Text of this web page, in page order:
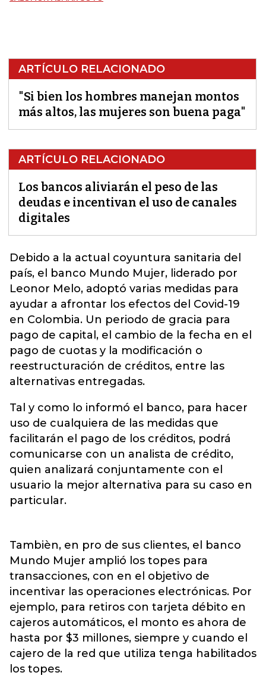
ARTÍCULO RELACIONADO
"Si bien los hombres manejan montos
más altos, las mujeres son buena paga"
ARTÍCULO RELACIONADO
Los bancos aliviarán el peso de las
deudas e incentivan el uso de canales
digitales
Debido a la actual coyuntura sanitaria del
país, el banco Mundo Mujer, liderado por
Leonor Melo, adoptó varias medidas para
ayudar a afrontar los efectos del Covid-19
en Colombia. Un periodo de gracia para
pago de capital, el cambio de la fecha en el
pago de cuotas y la modificación o
reestructuración de créditos, entre las
alternativas entregadas.
Tal y como lo informó el banco, para hacer
uso de cualquiera de las medidas que
facilitarán el pago de los créditos, podrá
comunicarse con un analista de crédito,
quien analizará conjuntamente con el
usuario la mejor alternativa para su caso en
particular.
Tambièn, en pro de sus clientes, el banco
Mundo Mujer amplió los topes para
transacciones, con en el objetivo de
incentivar las operaciones electrónicas. Por
ejemplo, para retiros con tarjeta débito en
cajeros automáticos, el monto es ahora de
hasta por $3 millones, siempre y cuando el
cajero de la red que utiliza tenga habilitados
los topes.